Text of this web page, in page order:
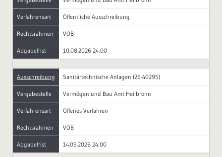
Verfahrensart Öffentliche Ausschreibung
Rechtsrahmen VOB
Abgabefrist 10.08.2026 24:00
Ausschreibung Sanitärtechnische Anlagen (26-40295)
Vergabestelle Vermögen und Bau Amt Heilbronn
Verfahrensart Offenes Verfahren
Rechtsrahmen VOB
Abgabefrist 14.09.2026 24:00